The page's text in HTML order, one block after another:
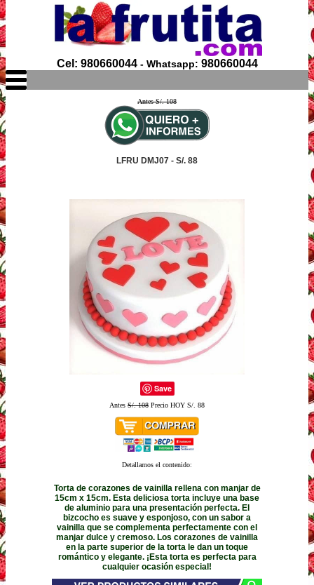
Cel: 980660044- Whatsapp: 980660044
Antes S/. 108
LFRU DMJ07 - S/. 88
Save
Antes S/. 108 Precio HOY S/. 88
Detallamos el contenido:
Torta de corazones de vainilla rellena con manjar de
15cm x 15cm. Esta deliciosa torta incluye una base
de aluminio para una presentación perfecta. El
bizcocho es suave y esponjoso, con un sabor a
vainilla que se complementa perfectamente con el
manjar dulce y cremoso. Los corazones de vainilla
en la parte superior de la torta le dan un toque
romántico y elegante. ¡Esta torta es perfecta para
cualquier ocasión especial!